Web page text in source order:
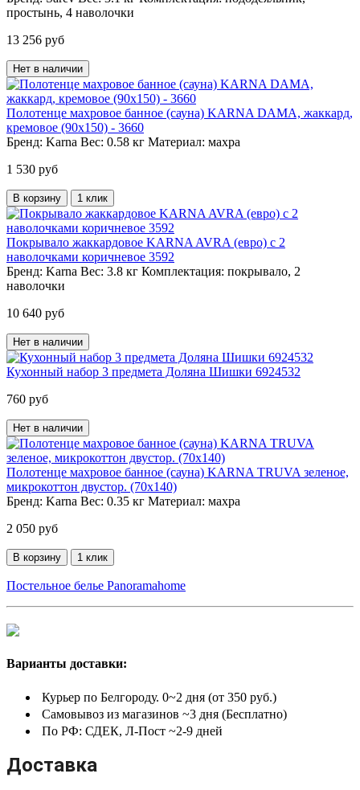
простынь, 4 наволочки
13 256 руб
Нет в наличии
Полотенце махровое банное (сауна) KARNA DAMA, жаккард,
кремовое (90х150) - 3660
Бренд: Karna Вес: 0.58 кг Материал: махра
1 530 руб
В корзину 1 клик
Покрывало жаккардовое KARNA AVRA (евро) c 2
наволочками коричневое 3592
Бренд: Karna Вес: 3.8 кг Комплектация: покрывало, 2
наволочки
10 640 руб
Нет в наличии
Кухонный набор 3 предмета Доляна Шишки 6924532
760 руб
Нет в наличии
Полотенце махровое банное (сауна) KARNA TRUVA зеленое,
микрокоттон двустор. (70x140)
Бренд: Karna Вес: 0.35 кг Материал: махра
2 050 руб
В корзину 1 клик
Постельное белье Panoramahome
Варианты доставки:
Курьер по Белгороду. 0~2 дня (от 350 руб.)
Самовывоз из магазинов ~3 дня (Бесплатно)
По РФ: СДЕК, Л-Пост ~2-9 дней
Доставка